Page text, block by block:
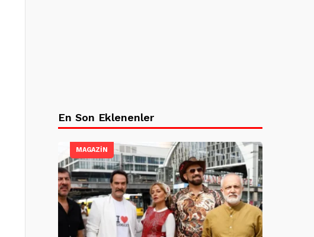
En Son Eklenenler
MAGAZİN